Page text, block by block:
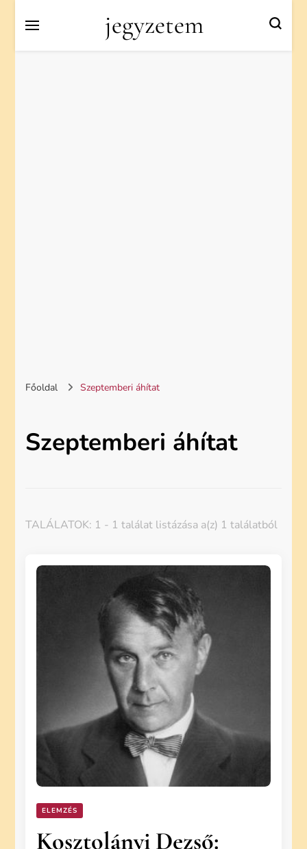
jegyzetem
Főoldal Szeptemberi áhítat
Szeptemberi áhítat
TALÁLATOK: 1 - 1 találat listázása a(z) 1 találatból
ELEMZÉS
Kosztolányi Dezső: